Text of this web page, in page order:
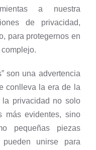
a nuestra
de privacidad,
para protegernos en
son una advertencia
conlleva la era de la
la privacidad no solo
más evidentes, sino
pequeñas piezas
pueden unirse para